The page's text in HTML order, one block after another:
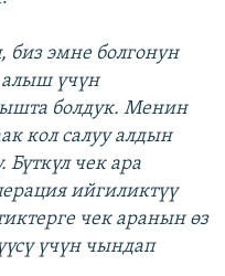
биз эмне болгонун
алыш үчүн
болдук. Менин
кол салуу алдын
чек ара
ийгиликтүү
чек аранын өз
үчүн чындап